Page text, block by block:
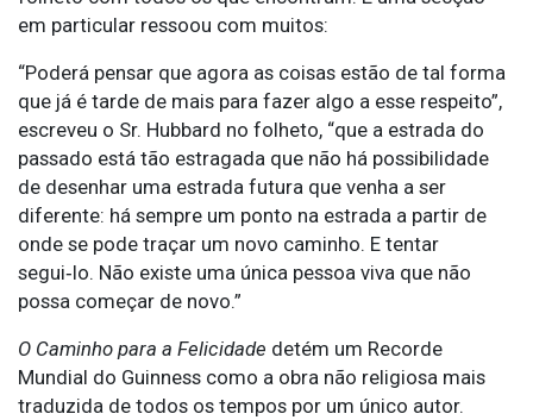
em particular ressoou com muitos:
“Poderá pensar que agora as coisas estão de tal forma
que já é tarde de mais para fazer algo a esse respeito”,
escreveu o Sr. Hubbard no folheto, “que a estrada do
passado está tão estragada que não há possibilidade
de desenhar uma estrada futura que venha a ser
diferente: há sempre um ponto na estrada a partir de
onde se pode traçar um novo caminho. E tentar
segui‑lo. Não existe uma única pessoa viva que não
possa começar de novo.”
O Caminho para a Felicidade detém um Recorde
Mundial do Guinness como a obra não religiosa mais
traduzida de todos os tempos por um único autor.